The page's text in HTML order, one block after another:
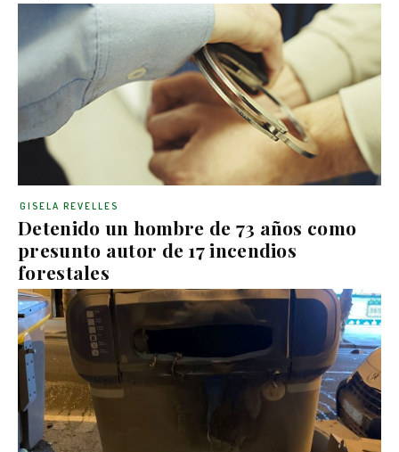
Detenido un hombre de 73 años como
presunto autor de 17 incendios
forestales
GISELA REVELLES